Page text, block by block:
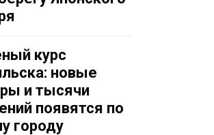
курс
новые
и тысячи
появятся по
городу